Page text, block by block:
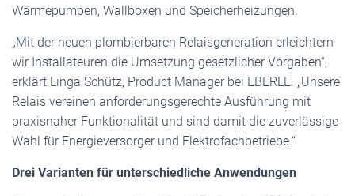
Wärmepumpen, Wallboxen und Speicherheizungen.
„Mit der neuen plombierbaren Relaisgeneration erleichtern
wir Installateuren die Umsetzung gesetzlicher Vorgaben“,
erklärt Linga Schütz, Product Manager bei EBERLE. „Unsere
Relais vereinen anforderungsgerechte Ausführung mit
praxisnaher Funktionalität und sind damit die zuverlässige
Wahl für Energieversorger und Elektrofachbetriebe.“
Drei Varianten für unterschiedliche Anwendungen